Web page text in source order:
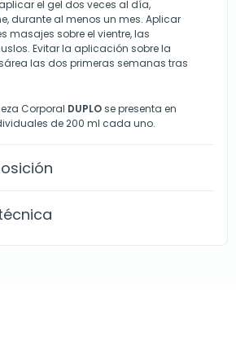
el gel dos veces al día,
durante al menos un mes. Aplicar
masajes sobre el vientre, las
Evitar la aplicación sobre la
las dos primeras semanas tras
Corporal DUPLOse presenta en
de 200 ml cada uno.